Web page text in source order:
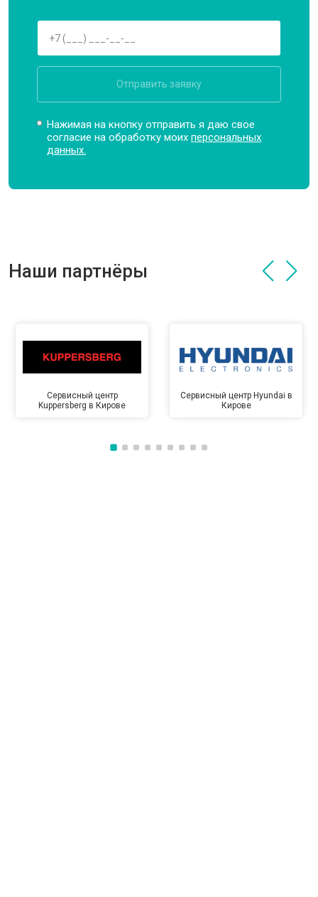
Отправить заявку
Нажимая на кнопку отправить я даю свое
согласие на обработку моихперсональных
данных.
Наши партнёры
Сервисный центр
Kuppersberg в Кирове
Сервисный центр Hyundai в
Кирове